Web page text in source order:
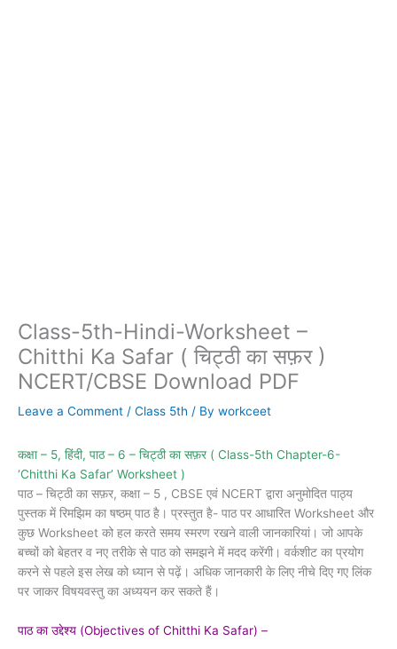
Class-5th-Hindi-Worksheet –
Chitthi Ka Safar ( चिट्ठी का सफ़र )
NCERT/CBSE Download PDF
Leave a Comment / Class 5th / By workceet
कक्षा – 5, हिंदी, पाठ – 6 – चिट्ठी का सफ़र ( Class-5th Chapter-6-
‘Chitthi Ka Safar’ Worksheet )
पाठ – चिट्ठी का सफ़र, कक्षा – 5 , CBSE एवं NCERT द्वारा अनुमोदित पाठ्य
पुस्तक में रिमझिम का षष्ठम् पाठ है। प्रस्तुत है- पाठ पर आधारित Worksheet और
कुछ Worksheet को हल करते समय स्मरण रखने वाली जानकारियां। जो आपके
बच्चों को बेहतर व नए तरीके से पाठ को समझने में मदद करेंगी। वर्कशीट का प्रयोग
करने से पहले इस लेख को ध्यान से पढ़ें। अधिक जानकारी के लिए नीचे दिए गए लिंक
पर जाकर विषयवस्तु का अध्ययन कर सकते हैं।
पाठ काउद्देश्य (Objectives of Chitthi Ka Safar) –